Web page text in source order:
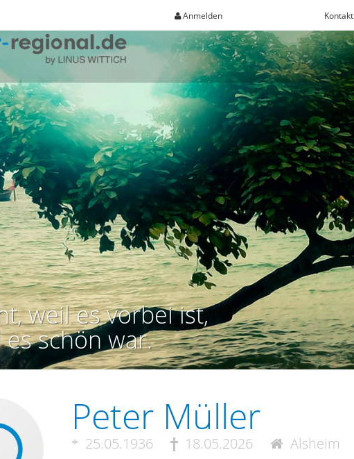
Anmelden Kontakt
weil es vorbei ist,
schön war.
Peter Müller
25.05.1936 18.05.2026 Alsheim